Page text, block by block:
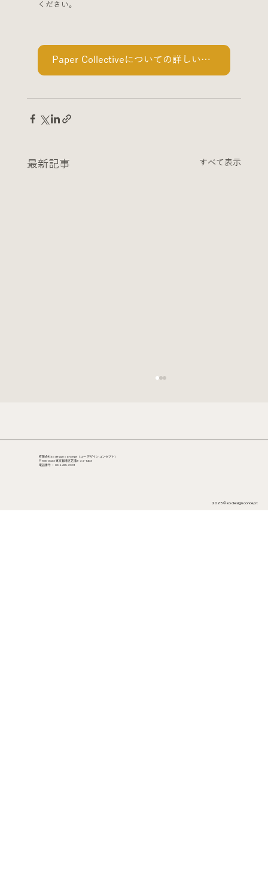
ください。
Paper Collectiveについての詳しい情報はここをクリック
最新記事 すべて表示
有限会社ko design concept（コー デザイン コンセプト）
〒108-0023 東京都港区芝浦3-4-2-1403
電話番号 ： 03-6435-2301
2025 ©︎ ko design concept